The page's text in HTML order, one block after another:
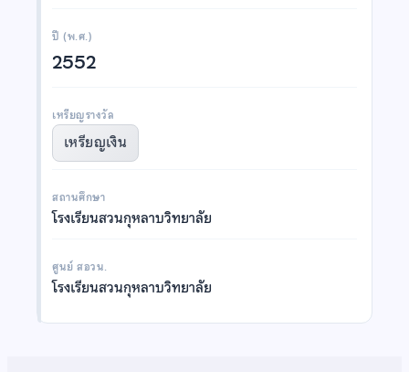
ปี (พ.ศ.)
2552
เหรียญรางวัล
เหรียญเงิน
สถานศึกษา
โรงเรียนสวนกุหลาบวิทยาลัย
ศูนย์ สอวน.
โรงเรียนสวนกุหลาบวิทยาลัย